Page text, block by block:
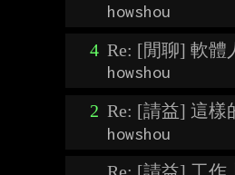
howshou
4 Re: [閒聊] 軟體
howshou
2 Re: [請益] 這樣
howshou